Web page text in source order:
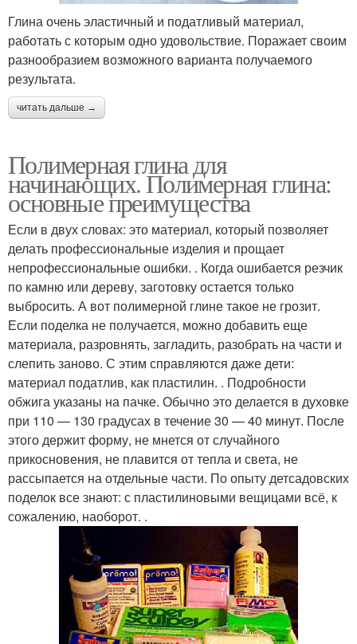
Глина очень эластичный и податливый материал,
работать с которым одно удовольствие. Поражает своим
разнообразием возможного варианта получаемого
результата.
читать дальше →
Полимерная глина для
начинающих. Полимерная глина:
основные преимущества
Если в двух словах: это материал, который позволяет
делать профессиональные изделия и прощает
непрофессиональные ошибки. . Когда ошибается резчик
по камню или дереву, заготовку остается только
выбросить. А вот полимерной глине такое не грозит.
Если поделка не получается, можно добавить еще
материала, разровнять, загладить, разобрать на части и
слепить заново. С этим справляются даже дети:
материал податлив, как пластилин. . Подробности
обжига указаны на пачке. Обычно это делается в духовке
при 110 — 130 градусах в течение 30 — 40 минут. После
этого держит форму, не мнется от случайного
прикосновения, не плавится от тепла и света, не
рассыпается на отдельные части. По опыту детсадовских
поделок все знают: с пластилиновыми вещицами всё, к
сожалению, наоборот. .